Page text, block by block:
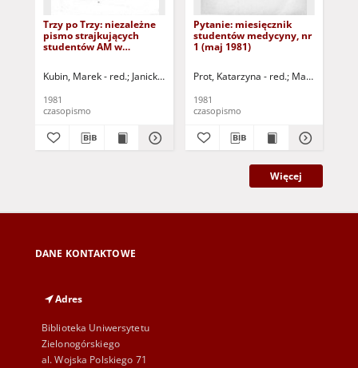
Trzy po Trzy: niezależne
pismo strajkujących
studentów AM w
Kubin, Marek - red. Janicki, Robert - red. Mazur, Julia - red. Matuszek,
1981
czasopismo
Pytanie: miesięcznik
studentów medycyny, nr
1 (maj 1981)
Prot, Katarzyna - red. Makowiecka,
1981
czasopismo
Więcej
DANE KONTAKTOWE
Adres
Biblioteka Uniwersytetu
Zielonogórskiego
al. Wojska Polskiego 71